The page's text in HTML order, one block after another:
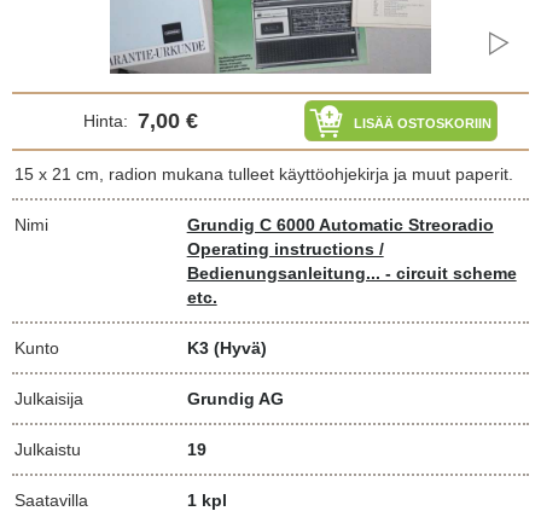
Hinta: 7,00 € LISÄÄ OSTOSKORIIN
15 x 21 cm, radion mukana tulleet käyttöohjekirja ja muut paperit.
Nimi
Grundig C 6000 Automatic Streoradio
Operating instructions /
Bedienungsanleitung... - circuit scheme
etc.
Kunto K3 (Hyvä)
Julkaisija Grundig AG
Julkaistu 19
Saatavilla 1 kpl